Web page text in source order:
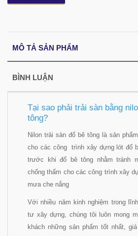
MÔ TẢ SẢN PHẨM
BÌNH LUẬN
Tại sao phải trải sàn bằng
tông?
Nilon trải sàn đổ bê tông là sản
cho các công trình xây dựng lót đổ
trước khi đổ bê tông nhằm tránh
chống thấm cho các công trình xây
mưa che nắng
Với nhiều năm kinh nghiệm trong
tư xây dựng, chúng tôi luôn mong
khách những sản phẩm tốt nhất,